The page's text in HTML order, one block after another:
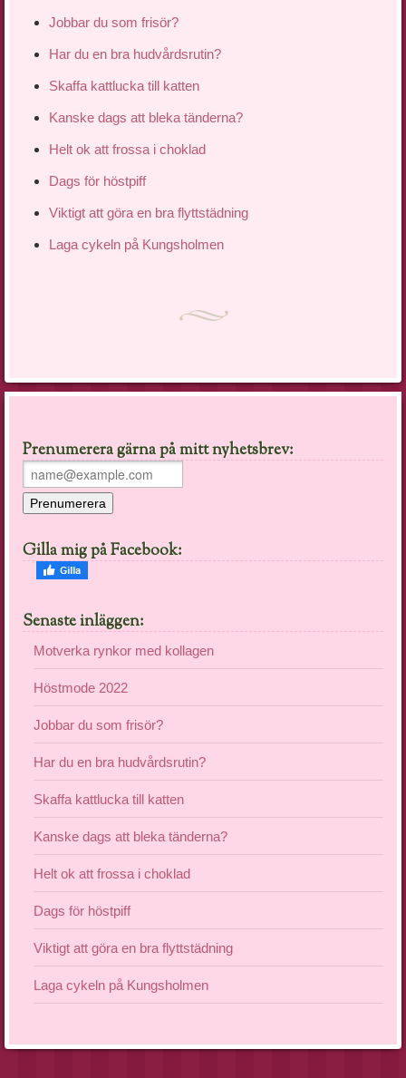
Jobbar du som frisör?
Har du en bra hudvårdsrutin?
Skaffa kattlucka till katten
Kanske dags att bleka tänderna?
Helt ok att frossa i choklad
Dags för höstpiff
Viktigt att göra en bra flyttstädning
Laga cykeln på Kungsholmen
Prenumerera gärna på mitt nyhetsbrev:
Gilla mig på Facebook:
Senaste inläggen:
Motverka rynkor med kollagen
Höstmode 2022
Jobbar du som frisör?
Har du en bra hudvårdsrutin?
Skaffa kattlucka till katten
Kanske dags att bleka tänderna?
Helt ok att frossa i choklad
Dags för höstpiff
Viktigt att göra en bra flyttstädning
Laga cykeln på Kungsholmen